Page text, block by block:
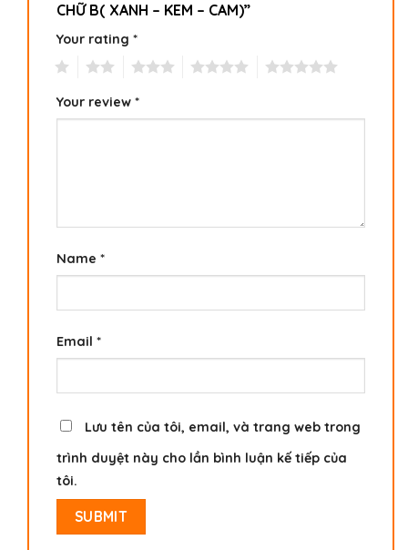
CHỮ B( XANH – KEM – CAM)”
Your rating *
Your review *
Name *
Email *
Lưu tên của tôi, email, và trang web trong
trình duyệt này cho lần bình luận kế tiếp của
tôi.